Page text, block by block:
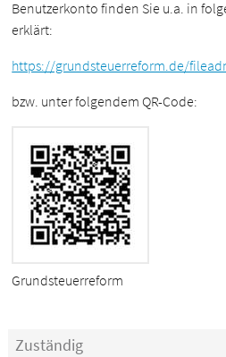
Benutzerkonto finden Sie u.a. in
erklärt:
https://grundsteuerreform.de/
bzw. unter folgendem QR-Code:
Grundsteuerreform
Zuständig